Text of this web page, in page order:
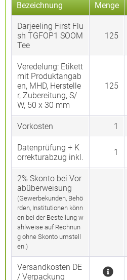
Bezeichnung Menge
Darjeeling First Flu
sh TGFOP1 SOOM
Tee
125
Veredelung: Etikett
mit Produktangab
en, MHD, Herstelle
r, Zubereitung, S/
W, 50 x 30 mm
125
Vorkosten 1
Datenprüfung + K
orrekturabzug inkl.
1
2% Skonto bei Vor
abüberweisung
(Gewerbekunden, Behö
rden, Institutionen könn
en bei der Bestellung w
ahlweise auf Rechnun
g ohne Skonto umstell
en.)
Versandkosten DE
/ Verpackung